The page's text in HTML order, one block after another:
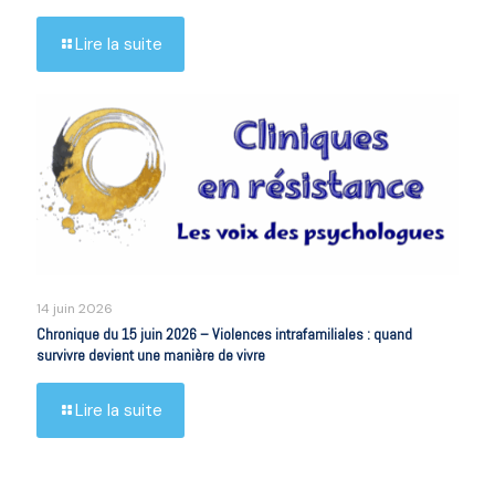
Lire la suite
14 juin 2026
Chronique du 15 juin 2026 – Violences intrafamiliales : quand
survivre devient une manière de vivre
Lire la suite